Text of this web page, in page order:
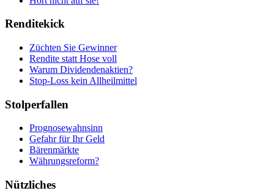
Renditekick
Züchten Sie Gewinner
Rendite statt Hose voll
Warum Dividendenaktien?
Stop-Loss kein Allheilmittel
Stolperfallen
Prognosewahnsinn
Gefahr für Ihr Geld
Bärenmärkte
Währungsreform?
Nützliches